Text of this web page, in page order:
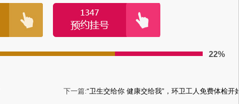
22%
下一篇:“卫生交给你 健康交给我”，环卫工人免费体检开始